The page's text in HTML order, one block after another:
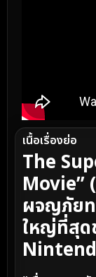
เนื้อเรื่องย่อ
The
Movie”
ผจญภัย
ใหญ่ที่สุ